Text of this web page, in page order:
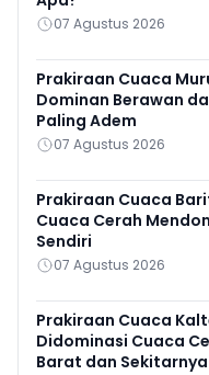
07 Agustus 2026
Prakiraan Cuaca
Dominan Berawan
Paling Adem
07 Agustus 2026
Prakiraan Cuaca
Cuaca Cerah
Sendiri
07 Agustus 2026
Prakiraan Cuaca
Didominasi Cuaca
Barat dan